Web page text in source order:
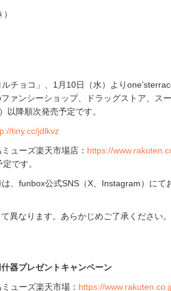
チョコ」、1月10日（水）より
ァンシーショップ、ドラッグストア、ス
以降順次発売予定です。
tiny.cc/jdlkvz
ューズ楽天市場店： https://
です。
、funbox公式SNS（X、Instagram）にて
異なります。あらかじめご了承ください
器プレゼントキャンペーン
ューズ楽天市場： https://